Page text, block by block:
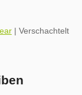
| Verschachtelt